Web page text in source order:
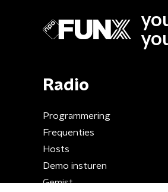
Radio
Programmering
Frequenties
Hosts
Demo insturen
Gemist